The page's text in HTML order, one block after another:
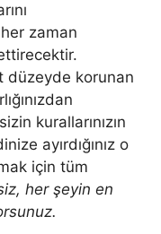
zaman
düzeyde korunan
kurallarınızın
ayırdığınız o
için tüm
her şeyin en